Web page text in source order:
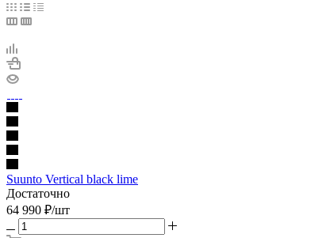
Suunto Vertical black lime
Достаточно
64 990 ₽/шт